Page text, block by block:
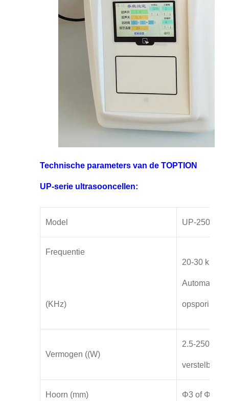
Technische parameters van de TOPTION
UP-serie ultrasooncellen:
Model UP-250
Frequentie
(KHz)
20-30 kHz
opsporing
Vermogen ((W)
2.5-250W
verstelbaar
Hoorn (mm) Φ3 of Φ5